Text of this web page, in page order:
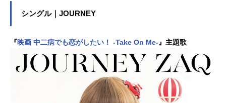
シングル｜JOURNEY
『映画 中二病でも恋がしたい！ -Take On Me-』主題歌